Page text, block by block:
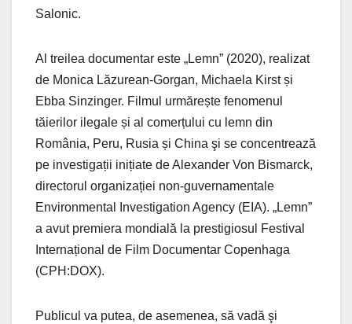
Salonic.
Al treilea documentar este „Lemn” (2020), realizat
de Monica Lăzurean-Gorgan, Michaela Kirst și
Ebba Sinzinger. Filmul urmărește fenomenul
tăierilor ilegale și al comerțului cu lemn din
România, Peru, Rusia și China şi se concentrează
pe investigații inițiate de Alexander Von Bismarck,
directorul organizației non-guvernamentale
Environmental Investigation Agency (EIA). „Lemn”
a avut premiera mondială la prestigiosul Festival
Internațional de Film Documentar Copenhaga
(CPH:DOX).
Publicul va putea, de asemenea, să vadă şi